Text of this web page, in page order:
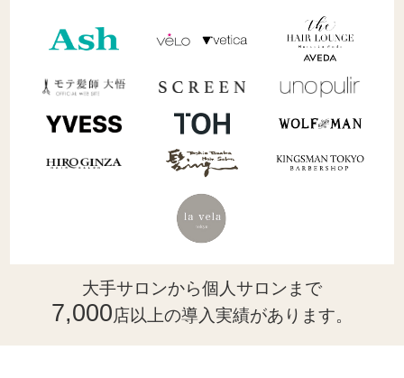
大手サロンから個人サロンまで
7,000店以上の導入実績があります。